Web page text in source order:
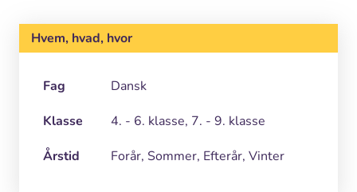
Hvem, hvad, hvor
Fag
Dansk
Klasse
4. - 6. klasse, 7. - 9. klasse
Årstid
Forår, Sommer, Efterår, Vinter